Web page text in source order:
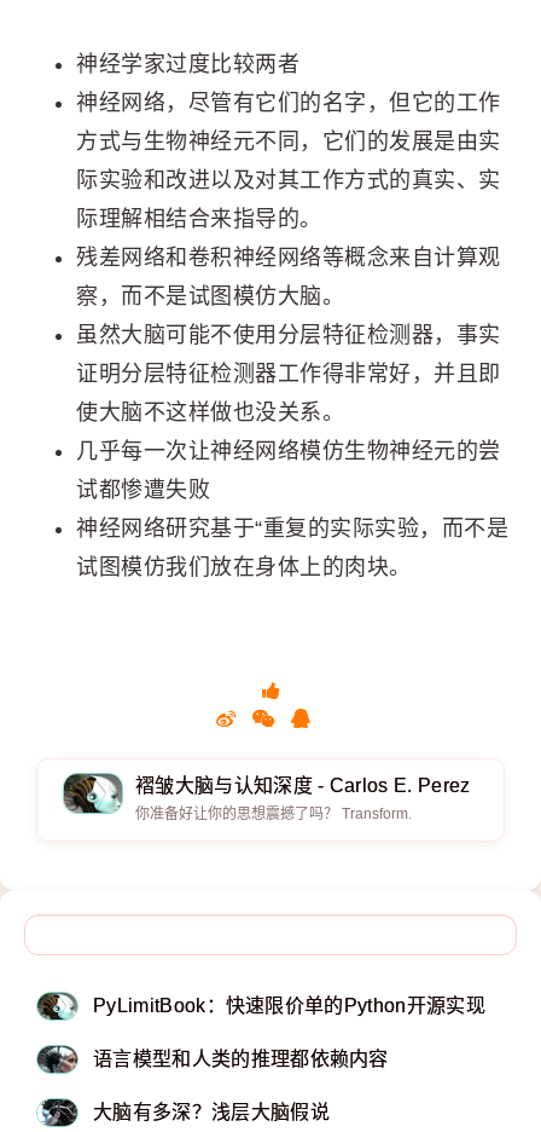
神经学家过度比较两者
神经网络，尽管有它们的名字，但它的工作
方式与生物神经元不同，它们的发展是由实
际实验和改进以及对其工作方式的真实、实
际理解相结合来指导的。
残差网络和卷积神经网络等概念来自计算观
察，而不是试图模仿大脑。
虽然大脑可能不使用分层特征检测器，事实
证明分层特征检测器工作得非常好，并且即
使大脑不这样做也没关系。
几乎每一次让神经网络模仿生物神经元的尝
试都惨遭失败
神经网络研究基于“重复的实际实验，而不是
试图模仿我们放在身体上的肉块。
褶皱大脑与认知深度 - Carlos E. Perez
你准备好让你的思想震撼了吗？ Transform.
PyLimitBook：快速限价单的Python开源实现
语言模型和人类的推理都依赖内容
大脑有多深？浅层大脑假说